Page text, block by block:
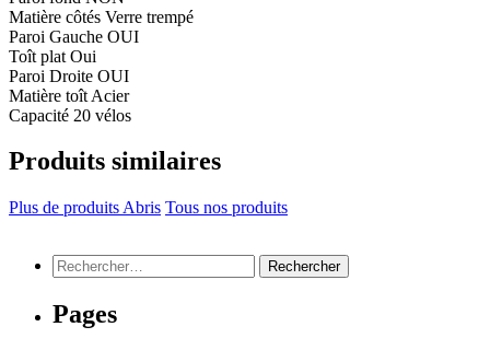
Matière côtés Verre trempé
Paroi Gauche OUI
Toît plat Oui
Paroi Droite OUI
Matière toît Acier
Capacité 20 vélos
Produits similaires
Plus de produits Abris Tous nos produits
Rechercher :
Pages